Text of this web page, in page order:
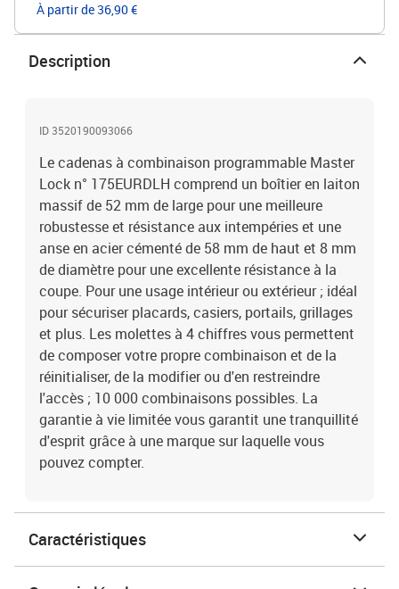
À partir de 36,90 €
Description
ID 3520190093066
Le cadenas à combinaison programmable Master
Lock n° 175EURDLH comprend un boîtier en laiton
massif de 52 mm de large pour une meilleure
robustesse et résistance aux intempéries et une
anse en acier cémenté de 58 mm de haut et 8 mm
de diamètre pour une excellente résistance à la
coupe. Pour une usage intérieur ou extérieur ; idéal
pour sécuriser placards, casiers, portails, grillages
et plus. Les molettes à 4 chiffres vous permettent
de composer votre propre combinaison et de la
réinitialiser, de la modifier ou d'en restreindre
l'accès ; 10 000 combinaisons possibles. La
garantie à vie limitée vous garantit une tranquillité
d'esprit grâce à une marque sur laquelle vous
pouvez compter.
Caractéristiques